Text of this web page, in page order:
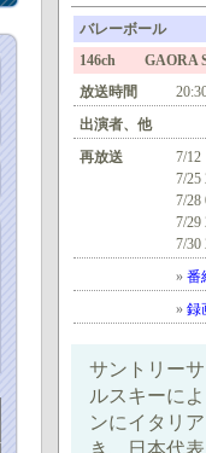
バレーボール
146ch GAORA
放送時間
出演者、他
再放送
7/
7/
7/
7/
7/
» 番
» 録
サントリー
ルスキーに
ンにイタリ
き、日本代